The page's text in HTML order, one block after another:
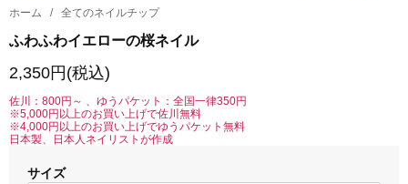
ホーム / 全てのネイルチップ
ふわふわイエローの桜ネイル
2,350円(税込)
佐川：800円～ 、ゆうパケット：全国一律350円
※5,000円以上のお買い上げで佐川無料
※4,000円以上のお買い上げでゆうパケット無料
日本製、日本人ネイリストが作成
サイズ